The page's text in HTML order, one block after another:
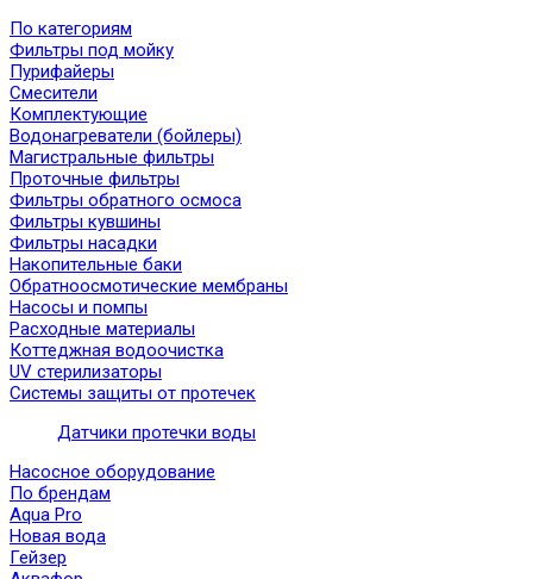
По категориям
Фильтры под мойку
Пурифайеры
Смесители
Комплектующие
Водонагреватели (бойлеры)
Магистральные фильтры
Проточные фильтры
Фильтры обратного осмоса
Фильтры кувшины
Фильтры насадки
Накопительные баки
Обратноосмотические мембраны
Насосы и помпы
Расходные материалы
Коттеджная водоочистка
UV стерилизаторы
Системы защиты от протечек
Датчики протечки воды
Насосное оборудование
По брендам
Aqua Pro
Новая вода
Гейзер